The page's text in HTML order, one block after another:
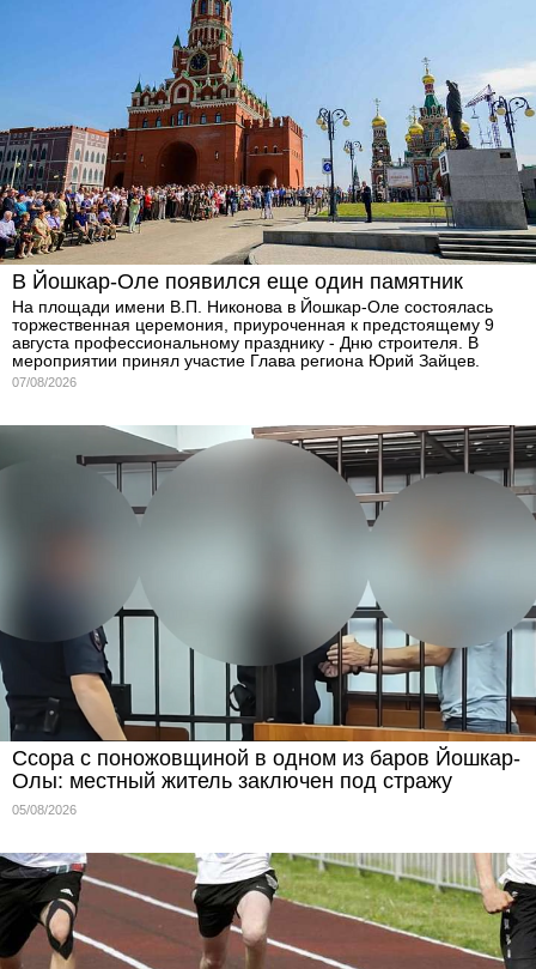
В Йошкар-Оле появился еще один памятник
На площади имени В.П. Никонова в Йошкар-Оле состоялась
торжественная церемония, приуроченная к предстоящему 9
августа профессиональному празднику - Дню строителя. В
мероприятии принял участие Глава региона Юрий Зайцев.
07/08/2026
Ссора с поножовщиной в одном из баров Йошкар-
Олы: местный житель заключен под стражу
05/08/2026